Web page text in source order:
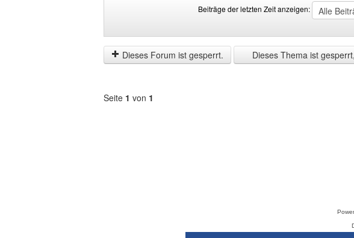
Beiträge der letzten Zeit anzeigen:
der
letzten
Zeit
by
Dieses Forum ist gesperrt.
Dieses Thema ist
Seite 1 von 1